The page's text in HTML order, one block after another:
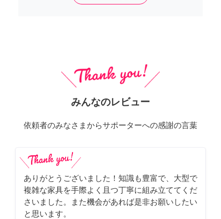
みんなのレビュー
依頼者のみなさまからサポーターへの感謝の言葉
ありがとうございました！知識も豊富で、大型で
複雑な家具を手際よく且つ丁寧に組み立ててくだ
さいました。また機会があれば是非お願いしたい
と思います。